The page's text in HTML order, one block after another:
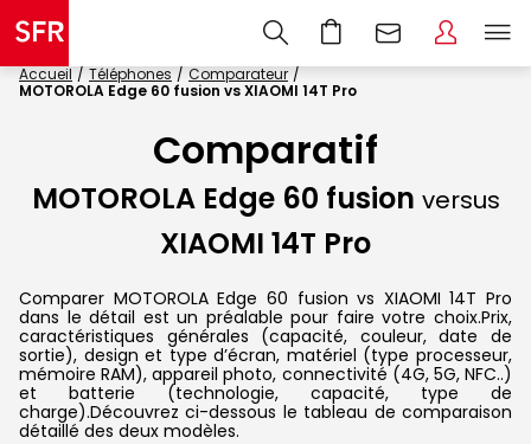
Accueil Téléphones
Comparateur
MOTOROLA Edge 60 fusion vs XIAOMI 14T Pro
Comparatif
MOTOROLA Edge 60 fusion versus
XIAOMI 14T Pro
Comparer MOTOROLA Edge 60 fusion vs XIAOMI 14T Pro
dans le détail est un préalable pour faire votre choix.Prix,
caractéristiques générales (capacité, couleur, date de
sortie), design et type d’écran, matériel (type processeur,
mémoire RAM), appareil photo, connectivité (4G, 5G, NFC..)
et batterie (technologie, capacité, type de
charge).Découvrez ci-dessous le tableau de comparaison
détaillé des deux modèles.